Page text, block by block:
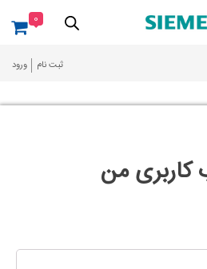
ثبت نام ورود
0
من